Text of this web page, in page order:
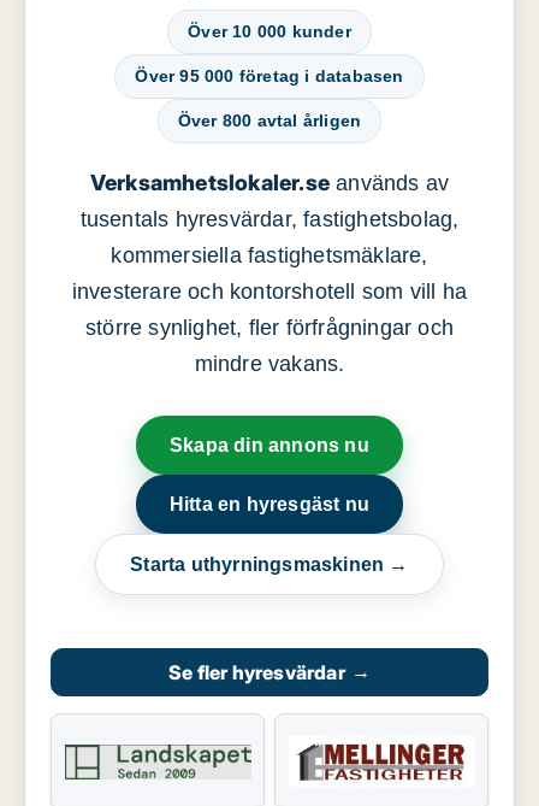
Över 10 000 kunder
Över 95 000 företag i databasen
Över 800 avtal årligen
Verksamhetslokaler.se används av
tusentals hyresvärdar, fastighetsbolag,
kommersiella fastighetsmäklare,
investerare och kontorshotell som vill ha
större synlighet, fler förfrågningar och
mindre vakans.
Skapa din annons nu
Hitta en hyresgäst nu
Starta uthyrningsmaskinen →
Se fler hyresvärdar →